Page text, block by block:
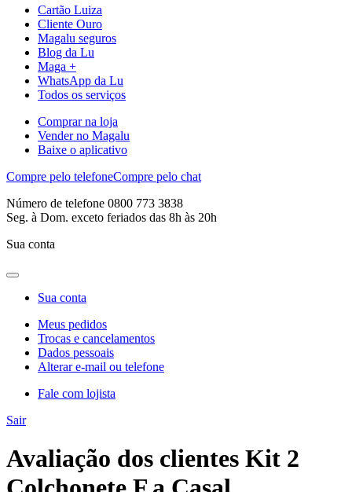
Cartão Luiza
Cliente Ouro
Magalu seguros
Blog da Lu
Maga +
WhatsApp da Lu
Todos os serviços
Comprar na loja
Vender no Magalu
Baixe o aplicativo
Compre pelo telefoneCompre pelo chat
Número de telefone 0800 773 3838
Seg. à Dom. exceto feriados das 8h às 20h
Sua conta
Sua conta
Meus pedidos
Trocas e cancelamentos
Dados pessoais
Alterar e-mail ou telefone
Fale com lojista
Sair
Avaliação dos clientes Kit 2